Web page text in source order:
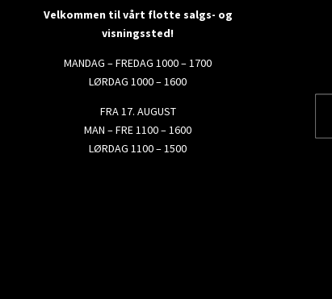
Velkommen til vårt flotte salgs- og
visningssted!
MANDAG – FREDAG 1000 – 1700
LØRDAG 1000 – 1600
FRA 17. AUGUST
MAN – FRE 1100 – 1600
LØRDAG 1100 – 1500